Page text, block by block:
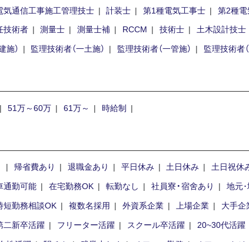
気通信工事施工管理技士
計装士 第1種電気工事士 第2種
技術者
測量士 測量士補 RCCM 技術士 土木設計技士
施）
監理技術者（一土施） 監理技術者（一管施） 監理技術者
51万～60万 61万～ 時給制
帰省費あり 退職金あり 平日休み 土日休み 土日祝休
通勤可能
在宅勤務OK 転勤なし 社員寮・宿舍あり 地元･
短勤務相談OK
複数名採用 外資系企業 上場企業 大手企
二新卒活躍
フリーター活躍 スクール卒活躍 20~30代活躍